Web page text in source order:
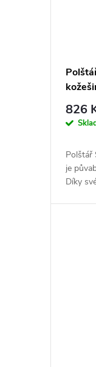
826
Polštář
je
Díky